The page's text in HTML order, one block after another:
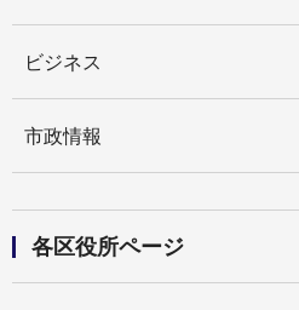
ビジネス
市政情報
各区役所ページ